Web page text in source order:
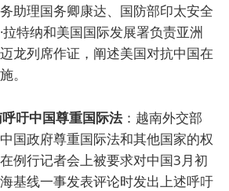
助理国务卿康达、国防部印太安全
特纳和美国国际发展署负责亚洲
龙列席作证，阐述美国对抗中国在
。
吁中国尊重国际法 ：越南外交部
国政府尊重国际法和其他国家的权
例行记者会上被要求对中国3月初
基线一事发表评论时发出上述呼吁